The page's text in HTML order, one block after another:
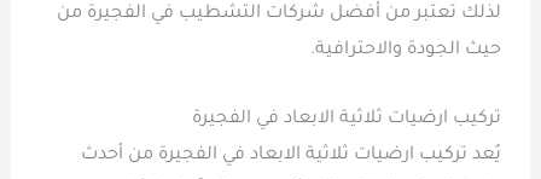
لذلك تعتبر من أفضل شركات التشطيب في الفجيرة من
حيث الجودة والاحترافية.
تركيب ارضيات ثلاثية الابعاد في الفجيرة
يُعد تركيب ارضيات ثلاثية الابعاد في الفجيرة من أحدث